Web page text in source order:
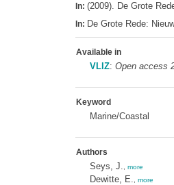
In: (2009). De Grote
In: De Grote Rede:
Available in
VLIZ: Open access
Keyword
Marine/Coastal
Authors
Seys, J. more
Dewitte, E. more